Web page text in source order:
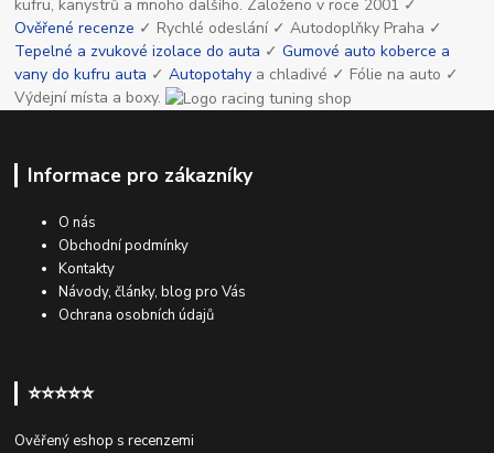
kufru, kanystrů a mnoho dalšího. Založeno v roce 2001 ✓
Ověřené recenze ✓ Rychlé odeslání ✓ Autodoplňky Praha ✓
Tepelné a zvukové izolace do auta ✓Gumové auto koberce a
vany do kufru auta ✓Autopotahy a chladivé ✓ Fólie na auto ✓
Výdejní místa a boxy.
Informace pro zákazníky
O nás
Obchodní podmínky
Kontakty
Návody, články, blog pro Vás
Ochrana osobních údajů
⭐⭐⭐⭐⭐
Ověřený eshop s recenzemi